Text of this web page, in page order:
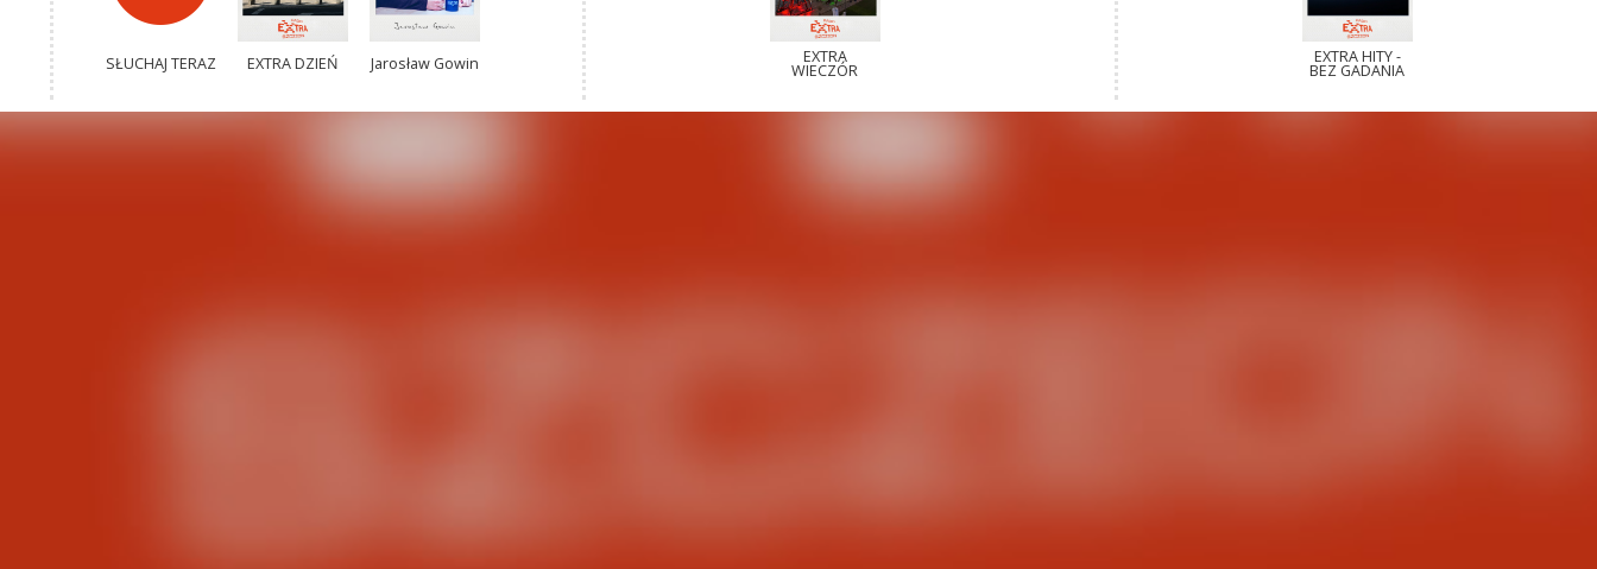
SŁUCHAJ TERAZ EXTRA DZIEŃ Jarosław Gowin EXTRA
WIECZÓR
EXTRA HITY -
BEZ GADANIA